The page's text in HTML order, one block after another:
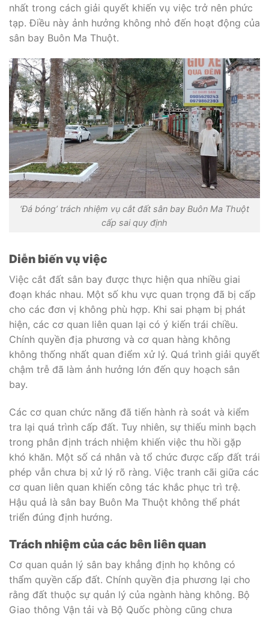
nhất trong cách giải quyết khiến vụ việc trở nên phức
tạp. Điều này ảnh hưởng không nhỏ đến hoạt động của
sân bay Buôn Ma Thuột.
‘Đá bóng’ trách nhiệm vụ cắt đất sân bay Buôn Ma Thuột
cấp sai quy định
Diễn biến vụ việc
Việc cắt đất sân bay được thực hiện qua nhiều giai
đoạn khác nhau. Một số khu vực quan trọng đã bị cấp
cho các đơn vị không phù hợp. Khi sai phạm bị phát
hiện, các cơ quan liên quan lại có ý kiến trái chiều.
Chính quyền địa phương và cơ quan hàng không
không thống nhất quan điểm xử lý. Quá trình giải quyết
chậm trễ đã làm ảnh hưởng lớn đến quy hoạch sân
bay.
Các cơ quan chức năng đã tiến hành rà soát và kiểm
tra lại quá trình cấp đất. Tuy nhiên, sự thiếu minh bạch
trong phân định trách nhiệm khiến việc thu hồi gặp
khó khăn. Một số cá nhân và tổ chức được cấp đất trái
phép vẫn chưa bị xử lý rõ ràng. Việc tranh cãi giữa các
cơ quan liên quan khiến công tác khắc phục trì trệ.
Hậu quả là sân bay Buôn Ma Thuột không thể phát
triển đúng định hướng.
Trách nhiệm của các bên liên quan
Cơ quan quản lý sân bay khẳng định họ không có
thẩm quyền cấp đất. Chính quyền địa phương lại cho
rằng đất thuộc sự quản lý của ngành hàng không. Bộ
Giao thông Vận tải và Bộ Quốc phòng cũng chưa